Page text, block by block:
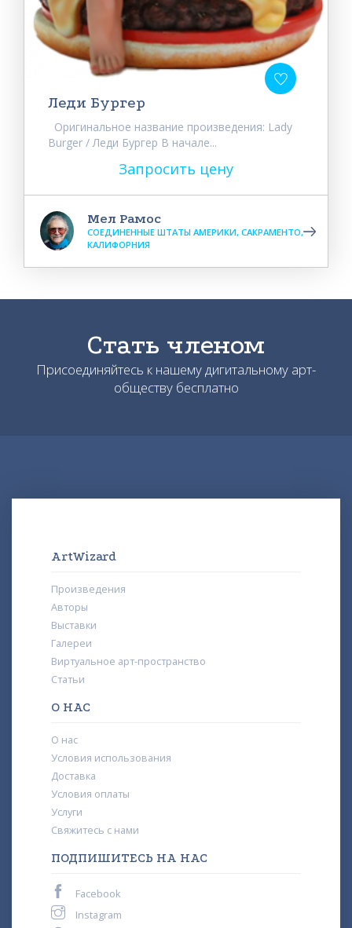
Леди Бургер
Оригинальное название произведения: Lady
Burger / Леди Бургер В начале...
Запросить цену
Мел Рамос
СОЕДИНЕННЫЕ ШТАТЫ АМЕРИКИ, САКРАМЕНТО,
КАЛИФОРНИЯ
Стать членом
Присоединяйтесь к нашему дигитальному арт-
обществу бесплатно
ArtWizard
Произведения
Авторы
Выставки
Галереи
Виртуальное арт-пространство
Статьи
О НАС
О нас
Условия использования
Доставка
Условия оплаты
Услуги
Свяжитесь с нами
ПОДПИШИТЕСЬ НА НАС
Facebook
Instagram